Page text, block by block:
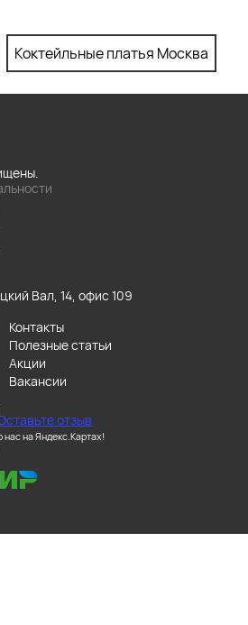
Коктейльные платья Москва
Вал, 14, офис 109
Контакты
Полезные статьи
Акции
Вакансии
отзыв
нас на Яндекс.Картах!